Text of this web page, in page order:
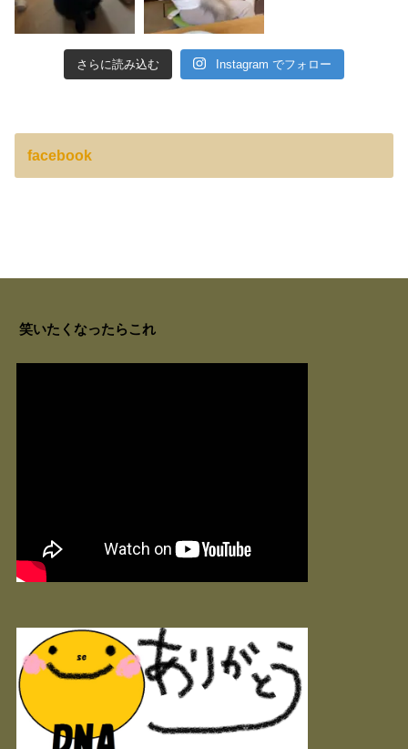
さらに読み込む Instagram でフォロー
facebook
笑いたくなったらこれ